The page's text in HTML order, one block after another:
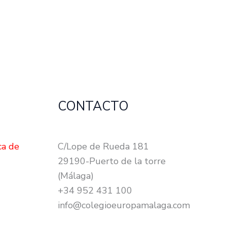
de
CONTACTO
C/Lope de Rueda 181
29190-Puerto de la torre
(Málaga)
+34 952 431 100
info@colegioeuropamalaga.com